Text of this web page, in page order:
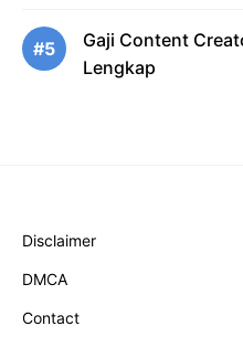
#5
Gaji Content
Lengkap
Disclaimer
DMCA
Contact